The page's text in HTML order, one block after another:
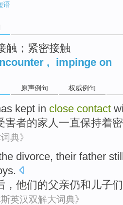
语
触；紧密接触
, impinge on
原声例句 权威例句
kept in close contact
害者的家人 一直保持着
典》
divorce, their father
.
， 他们的父亲仍和 儿子们
斯英汉双解大词典》